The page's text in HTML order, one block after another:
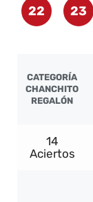
22 23
CATEGORÍA
CHANCHITO
REGALÓN
14
Aciertos